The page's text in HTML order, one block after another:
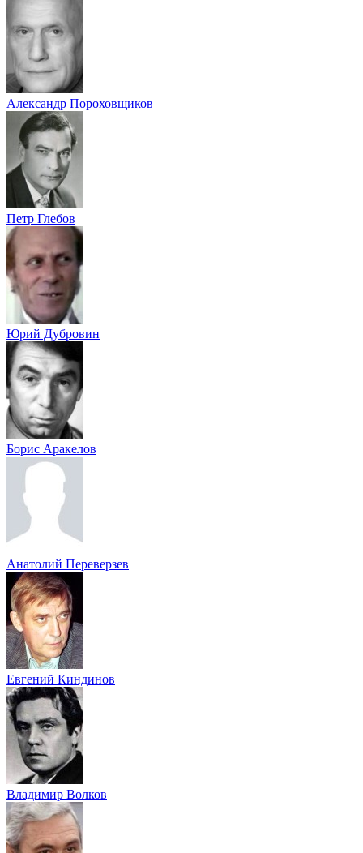
Александр Пороховщиков
Петр Глебов
Юрий Дубровин
Борис Аракелов
Анатолий Переверзев
Евгений Киндинов
Владимир Волков